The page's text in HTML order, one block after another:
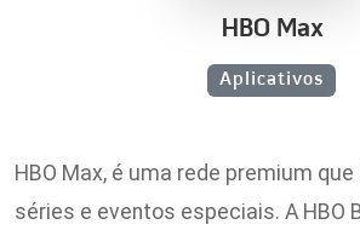
HBO Max
Aplicativos
HBO Max, é uma rede premium
séries e eventos especiais. A HBO